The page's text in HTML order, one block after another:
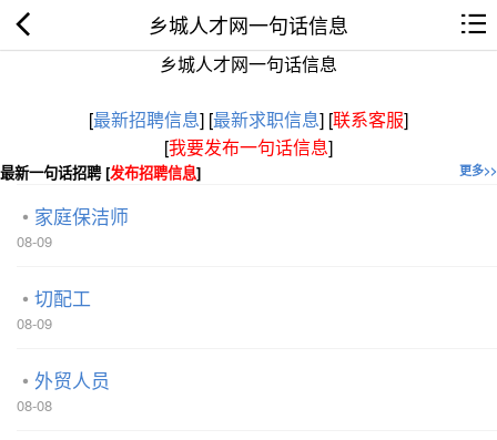
乡城人才网一句话信息
乡城人才网一句话信息
[最新招聘信息] [最新求职信息] [联系客服]
[我要发布一句话信息]
更多>>
最新一句话招聘 [发布招聘信息]
家庭保洁师
08-09
切配工
08-09
外贸人员
08-08